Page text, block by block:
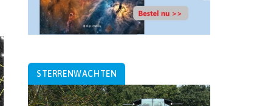
STERRENWACHTEN